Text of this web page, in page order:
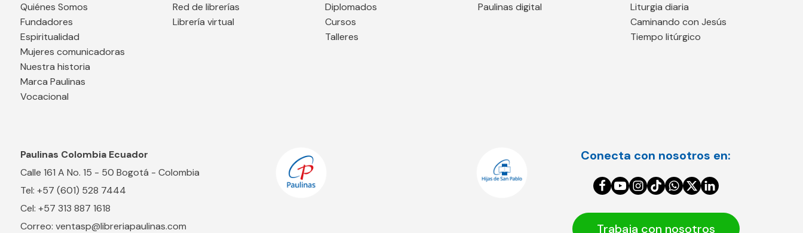
Quiénes Somos
Fundadores
Espiritualidad
Mujeres comunicadoras
Nuestra historia
Marca Paulinas
Vocacional
Red de librerías
Librería virtual
Diplomados
Cursos
Talleres
Paulinas digital
Liturgia diaria
Caminando con Jesús
Tiempo litúrgico
Paulinas Colombia Ecuador
Calle 161 A No. 15 - 50 Bogotá - Colombia
Tel: +57 (601) 528 7444
Cel: +57 313 887 1618
Correo: ventasp@libreriapaulinas.com
Conecta con nosotros en:
Trabaja con nosotros